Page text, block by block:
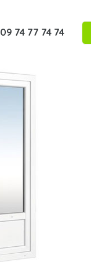
09 74 77 74 74